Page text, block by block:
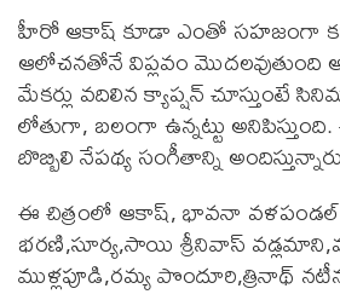
హీరో ఆకాష్ కూడా ఎంతో సహజంగా
ఆలోచనతోనే విప్లవం మొదలవుతుంది
మేకర్లు వదిలిన క్యాప్షన్ చూస్తుంటే
లోతుగా, బలంగా ఉన్నట్టు
బొబ్బిలి నేపథ్య సంగీతాన్ని
ఈ చిత్రంలో ఆకాష్, భావనా
భరణి,సూర్య,సాయి శ్రీనివాస్
ముళ్లపూడి,రమ్య పొందూరి,త్రినాథ్